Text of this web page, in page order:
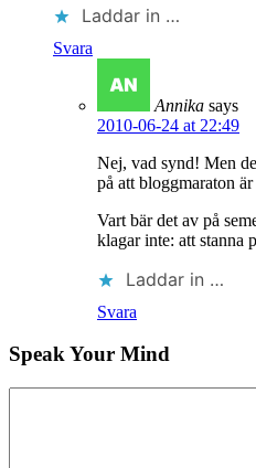
Laddar in …
Svara
Annika says
2010-06-24 at 22:49
Nej, vad synd! Men
på att bloggmaraton
Vart bär det av på
klagar inte: att stanna
Laddar in …
Svara
Speak Your Mind